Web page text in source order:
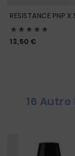
RESISTANCE PNP
    
13,50 €
16